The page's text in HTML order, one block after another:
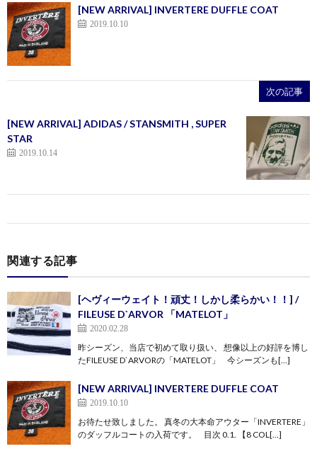
[NEW ARRIVAL] INVERTERE DUFFLE COAT
2019.10.10
次の記事
[NEW ARRIVAL] ADIDAS / STANSMITH , SUPER
STAR
2019.10.14
関連する記事
[ヘヴィーウェイト！頑丈！しかし柔らかい！！] /
FILEUSE D`ARVOR 「MATELOT」
2020.02.28
昨シーズン、当店で初めて取り扱い、 想像以上の好評を博し
たFILEUSE D`ARVORの「MATELOT」 今シーズンも[…]
[NEW ARRIVAL] INVERTERE DUFFLE COAT
2019.10.10
お待たせ致しました。 真冬の大本命アウター「INVERTERE」
のダッフルコートの入荷です。 目次 0.1. 【8 COL[…]